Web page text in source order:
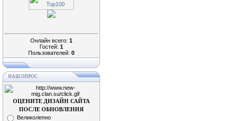
Онлайн всего: 1
Гостей: 1
Пользователей: 0
НАШ ОПРОС
ОЦЕНИТЕ ДИЗАЙН САЙТА
ПОСЛЕ ОБНОВЛЕНИЯ
Великолепно